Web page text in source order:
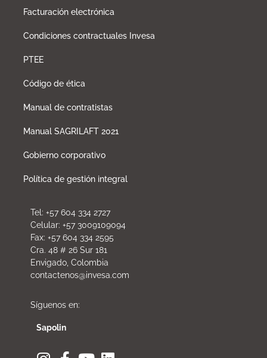
Facturación electrónica
Condiciones contractuales Invesa
PTEE
Código de ética
Manual de contratistas
Manual SAGRILAFT 2021
Gobierno corporativo
Política de gestión integral
Tel: +57 604 334 2727
Celular: +57 3009109094
Fax: +57 604 334 2595
Cra. 48 # 26 Sur 181
Envigado, Colombia
contactenos@invesa.com
Síguenos en:
Sapolin